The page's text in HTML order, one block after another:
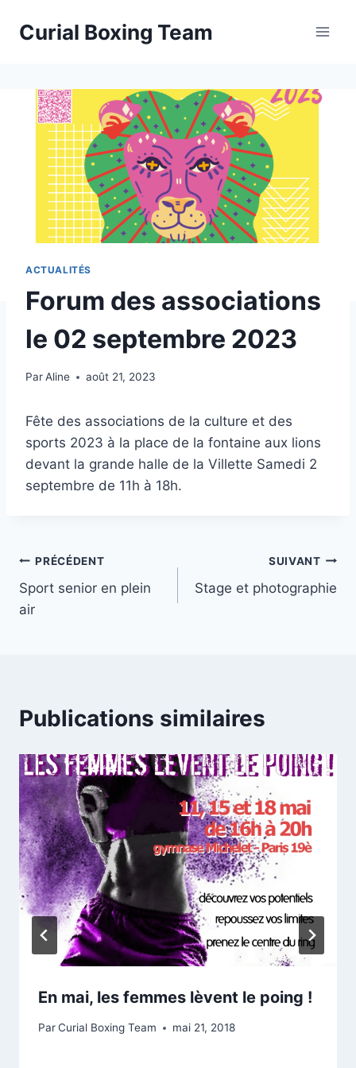
Curial Boxing Team
ACTUALITÉS
Forum des associations
le 02 septembre 2023
ParAline août 21, 2023
Fête des associations de la culture et des
sports 2023 à la place de la fontaine aux lions
devant la grande halle de la Villette Samedi 2
septembre de 11h à 18h.
Navigation
de
PRÉCÉDENT
Sport senior en plein
air
SUIVANT
Stage et photographie
Publications similaires
En mai, les femmes lèvent le poing !
ParCurial Boxing Team mai 21, 2018